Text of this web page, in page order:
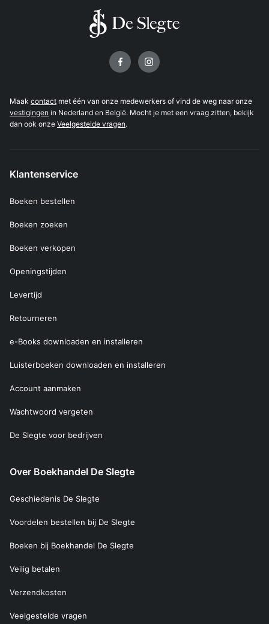
Maak contact met één van onze medewerkers of vind de weg naar onze
vestigingen in Nederland en België. Mocht je met een vraag zitten, bekijk
dan ook onze Veelgestelde vragen.
Klantenservice
Boeken bestellen
Boeken zoeken
Boeken verkopen
Openingstijden
Levertijd
Retourneren
e-Books downloaden en installeren
Luisterboeken downloaden en installeren
Account aanmaken
Wachtwoord vergeten
De Slegte voor bedrijven
Over Boekhandel De Slegte
Geschiedenis De Slegte
Voordelen bestellen bij De Slegte
Boeken bij Boekhandel De Slegte
Veilig betalen
Verzendkosten
Veelgestelde vragen